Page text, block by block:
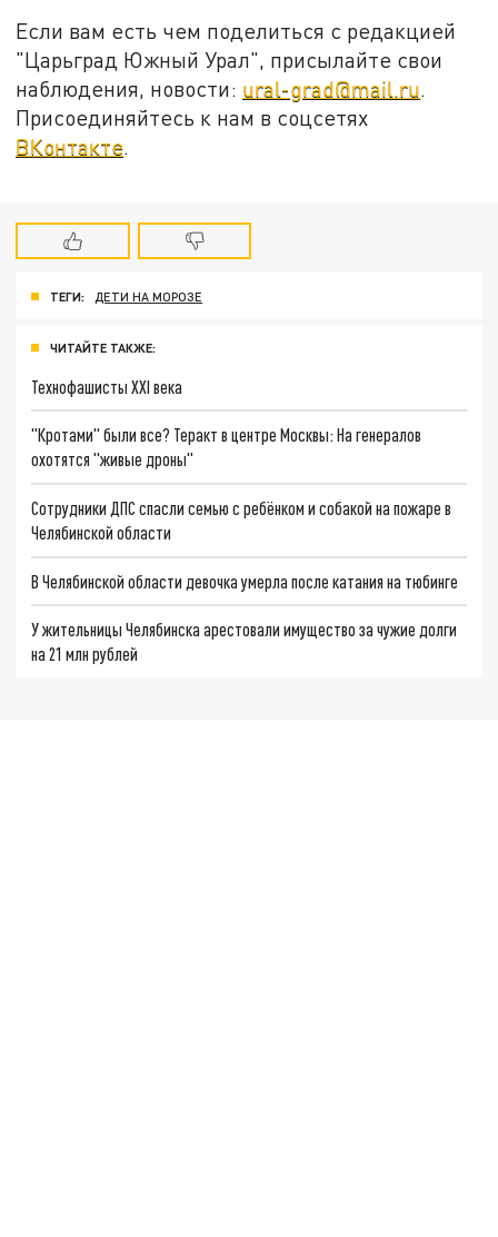
Если вам есть чем поделиться с редакцией
"Царьград Южный Урал", присылайте свои
наблюдения, новости: ural-grad@mail.ru.
Присоединяйтесь к нам в соцсетях
ВКонтакте.
ТЕГИ: ДЕТИ НА МОРОЗЕ
ЧИТАЙТЕ ТАКЖЕ:
Технофашисты XXI века
"Кротами" были все? Теракт в центре Москвы: На генералов
охотятся "живые дроны"
Сотрудники ДПС спасли семью с ребёнком и собакой на пожаре в
Челябинской области
В Челябинской области девочка умерла после катания на тюбинге
У жительницы Челябинска арестовали имущество за чужие долги
на 21 млн рублей